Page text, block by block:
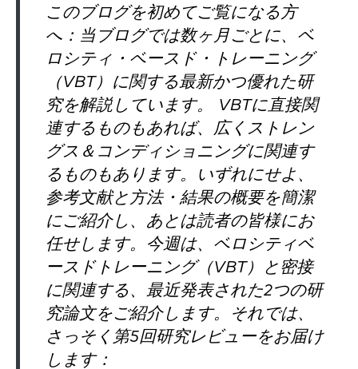
このブログを初めてご覧になる方
へ：当ブログでは数ヶ月ごとに、ベ
ロシティ・ベースド・トレーニング
（VBT）に関する最新かつ優れた研
究を解説しています。 VBTに直接関
連するものもあれば、広くストレン
グス＆コンディショニングに関連す
るものもあります。いずれにせよ、
参考文献と方法・結果の概要を簡潔
にご紹介し、あとは読者の皆様にお
任せします。今週は、ベロシティベ
ースドトレーニング（VBT）と密接
に関連する、最近発表された2つの研
究論文をご紹介します。それでは、
さっそく第5回研究レビューをお届け
します：